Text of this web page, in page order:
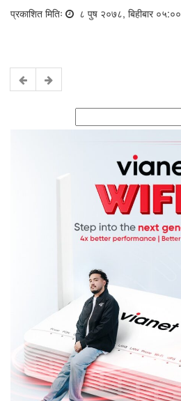
प्रकाशित मितिः ८ पुष २०७८, बिहीबार ०५:००
for: